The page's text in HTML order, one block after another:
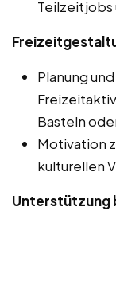
Teilzeitjobs
Planung
Basteln
Motivation
kulturellen
Unterstützung